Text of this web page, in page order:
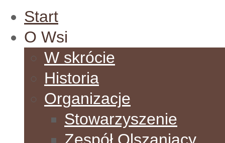
Start
O Wsi
W skrócie
Historia
Organizacje
Stowarzyszenie